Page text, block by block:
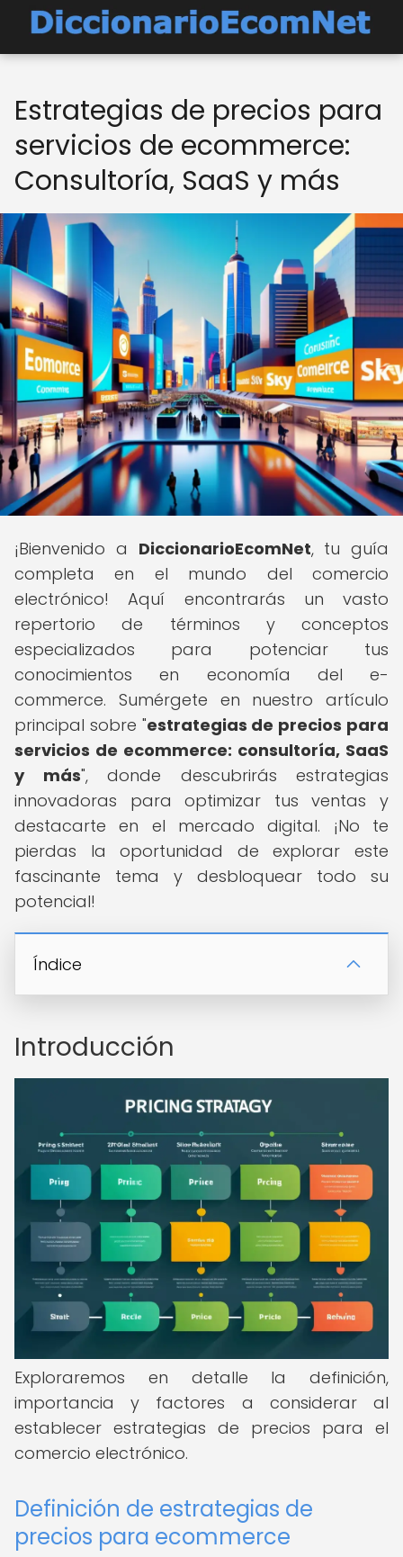
Estrategias de precios para
servicios de ecommerce:
Consultoría, SaaS y más
¡Bienvenido a DiccionarioEcomNet, tu guía
completa en el mundo del comercio
electrónico! Aquí encontrarás un vasto
repertorio de términos y conceptos
especializados para potenciar tus
conocimientos en economía del e-
commerce. Sumérgete en nuestro artículo
principal sobre "estrategias de precios para
servicios de ecommerce: consultoría, SaaS
y más", donde descubrirás estrategias
innovadoras para optimizar tus ventas y
destacarte en el mercado digital. ¡No te
pierdas la oportunidad de explorar este
fascinante tema y desbloquear todo su
potencial!
Índice
Introducción
Exploraremos en detalle la definición,
importancia y factores a considerar al
establecer estrategias de precios para el
comercio electrónico.
Definición de estrategias de
precios para ecommerce